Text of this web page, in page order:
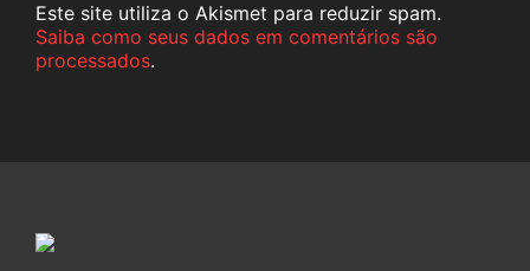
Este site utiliza o Akismet para reduzir spam.
Saiba como seus dados em comentários são
processados.